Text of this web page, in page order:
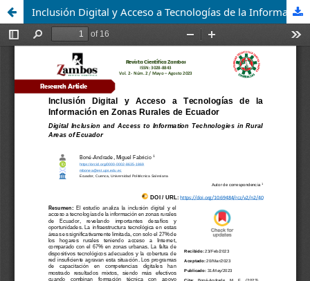
Inclusión Digital y Acceso a Tecnologías de la Información en Zonas Rurales de Ecuador